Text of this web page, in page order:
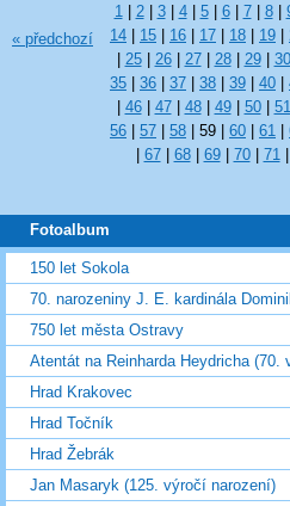
« předchozí
1 2 3 4 5 6 7 8
14
15 16 17 18 19
25 26 27 28 29 30
35
36 37 38 39 40
46 47 48 49 50 51
56
57 58 59 60 61
67 68 69 70 71
Fotoalbum
150 let Sokola
70. narozeniny J. E. kardinála
750 let města Ostravy
Atentát na Reinharda Heydricha (70.
Hrad Krakovec
Hrad Točník
Hrad Žebrák
Jan Masaryk (125. výročí narození)